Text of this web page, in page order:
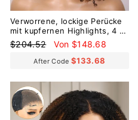
Verworrene, lockige Perücke
mit kupfernen Highlights, 4 x
4 Lace Wear And Go, ohne
Kleber
Normaler
$204.52 Sonderpreis
Von $148.68
After Code $133.68